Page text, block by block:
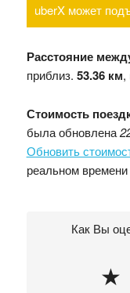
uberX может
Расстояние
приблиз. 53.36 км,
Стоимость
была обновлена
Обновить
реальном
Как Вы
★